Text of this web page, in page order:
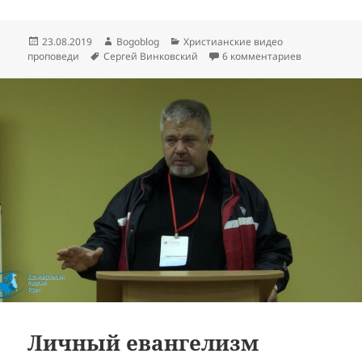
Опубликовано
23.08.2019 Автор
Bogoblog Рубрики
Христианские видео
проповеди
Метки
Сергей Винковский 6 комментариевк записи
Личный евангелизм